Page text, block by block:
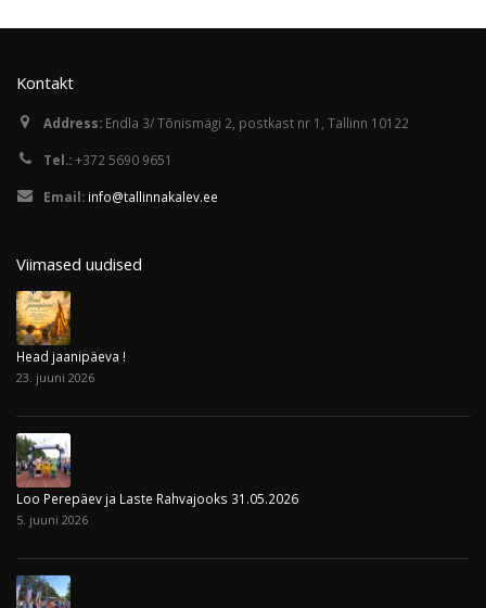
Kontakt
Address: Endla 3/ Tõnismägi 2, postkast nr 1, Tallinn 10122
Tel.:+372 5690 9651
Email: info@tallinnakalev.ee
Viimased uudised
Head jaanipäeva !
23. juuni 2026
Loo Perepäev ja Laste Rahvajooks 31.05.2026
5. juuni 2026